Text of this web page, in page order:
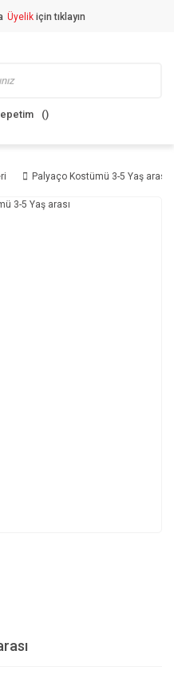
Üyelik için tıklayın
Palyaço Kostümü 3-5 Yaş arası